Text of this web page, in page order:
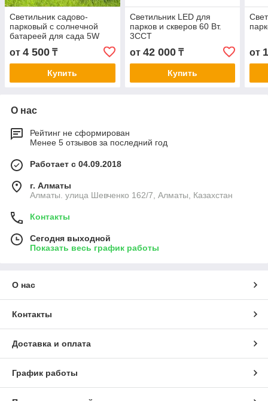
Светильник садово-
парковый с солнечной
батареей для сада 5W
от 4 500 ₸
Купить
Светильник LED для
парков и скверов 60 Вт.
3CCT
от 42 000₸
Купить
от
О нас
Рейтинг не сформирован
Менее 5 отзывов за последний год
Работает с 04.09.2018
г. Алматы
Алматы. улица Шевченко 162/7, Алматы, Казахстан
Контакты
Сегодня выходной
Показать весь график работы
О нас
Контакты
Доставка и оплата
График работы